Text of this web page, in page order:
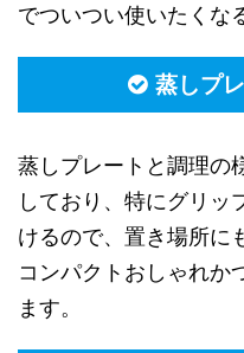
でついつい使いたくな
蒸しプ
蒸しプレートと調理の
しており、特にグリッ
けるので、置き場所に
コンパクトおしゃれか
ます。